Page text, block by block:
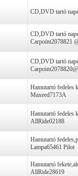
CD,DVD tartó
CD,DVD tartó
Carpoint2078821
CD,DVD tartó
Carpoint2078820@
Hamutartó fedeles
Maxeed7173A
Hamutartó fedeles
AllRide02188
Hamutartó
Lampa65461 Pilot
Hamutartó
AllRide28619